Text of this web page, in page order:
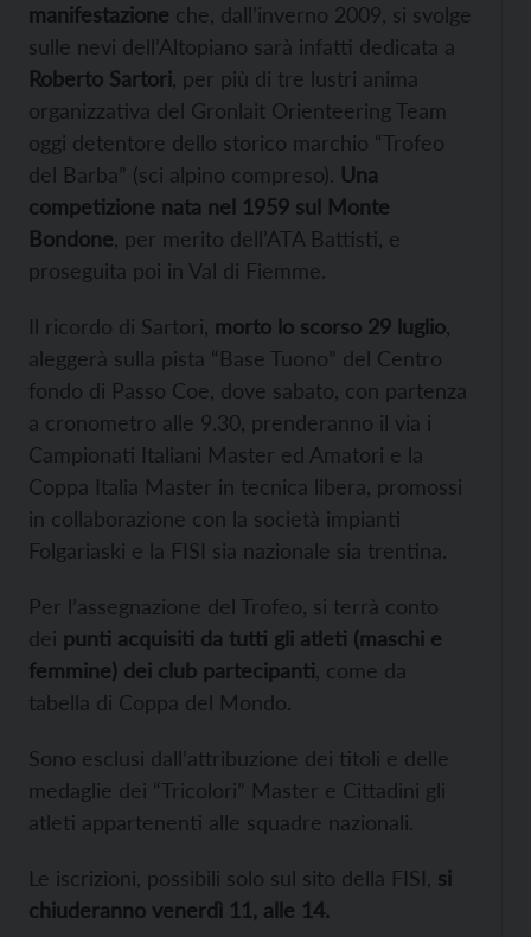
manifestazione che, dall’inverno 2009, si svolge
sulle nevi dell’Altopiano sarà infatti dedicata a
Roberto Sartori , per più di tre lustri anima
organizzativa del Gronlait Orienteering Team
oggi detentore dello storico marchio “Trofeo
del Barba” (sci alpino compreso). Una
competizione nata nel 1959 sul Monte
Bondone , per merito dell’ATA Battisti, e
proseguita poi in Val di Fiemme.
Il ricordo di Sartori, morto lo scorso 29 luglio
aleggerà sulla pista “Base Tuono” del Centro
fondo di Passo Coe, dove sabato, con partenza
a cronometro alle 9.30, prenderanno il via i
Campionati Italiani Master ed Amatori e la
Coppa Italia Master in tecnica libera, promossi
in collaborazione con la società impianti
Folgariaski e la FISI sia nazionale sia trentina.
Per l’assegnazione del Trofeo, si terrà conto
dei punti acquisiti da tutti gli atleti (maschi e
femmine) dei club partecipanti , come da
tabella di Coppa del Mondo.
Sono esclusi dall’attribuzione dei titoli e delle
medaglie dei “Tricolori” Master e Cittadini gli
atleti appartenenti alle squadre nazionali.
Le iscrizioni, possibili solo sul sito della FISI, si
chiuderanno venerdì 11, alle 14.